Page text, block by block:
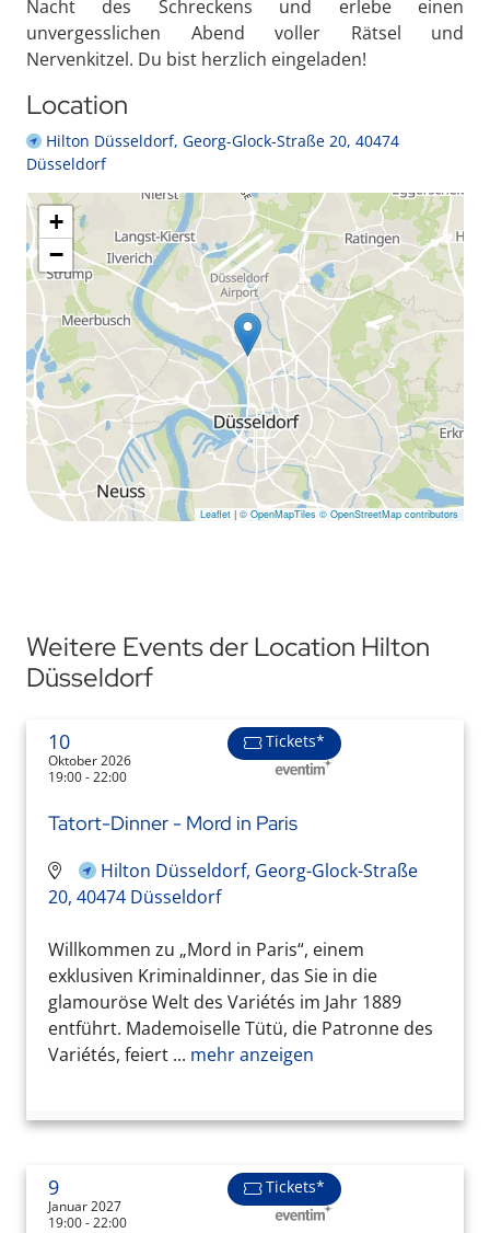
Nacht des Schreckens und erlebe einen
unvergesslichen Abend voller Rätsel und
Nervenkitzel. Du bist herzlich eingeladen!
Location
Hilton Düsseldorf, Georg-Glock-Straße 20, 40474
Düsseldorf
+
−
Leaflet | © OpenMapTiles © OpenStreetMap contributors
Weitere Events der Location Hilton
Düsseldorf
10
Oktober 2026
19:00 - 22:00
Tickets*
Tatort-Dinner - Mord in Paris
Hilton Düsseldorf, Georg-Glock-Straße
20, 40474 Düsseldorf
Willkommen zu „Mord in Paris“, einem
exklusiven Kriminaldinner, das Sie in die
glamouröse Welt des Variétés im Jahr 1889
entführt. Mademoiselle Tütü, die Patronne des
Variétés, feiert ... mehr anzeigen
9
Januar 2027
19:00 - 22:00
Tickets*